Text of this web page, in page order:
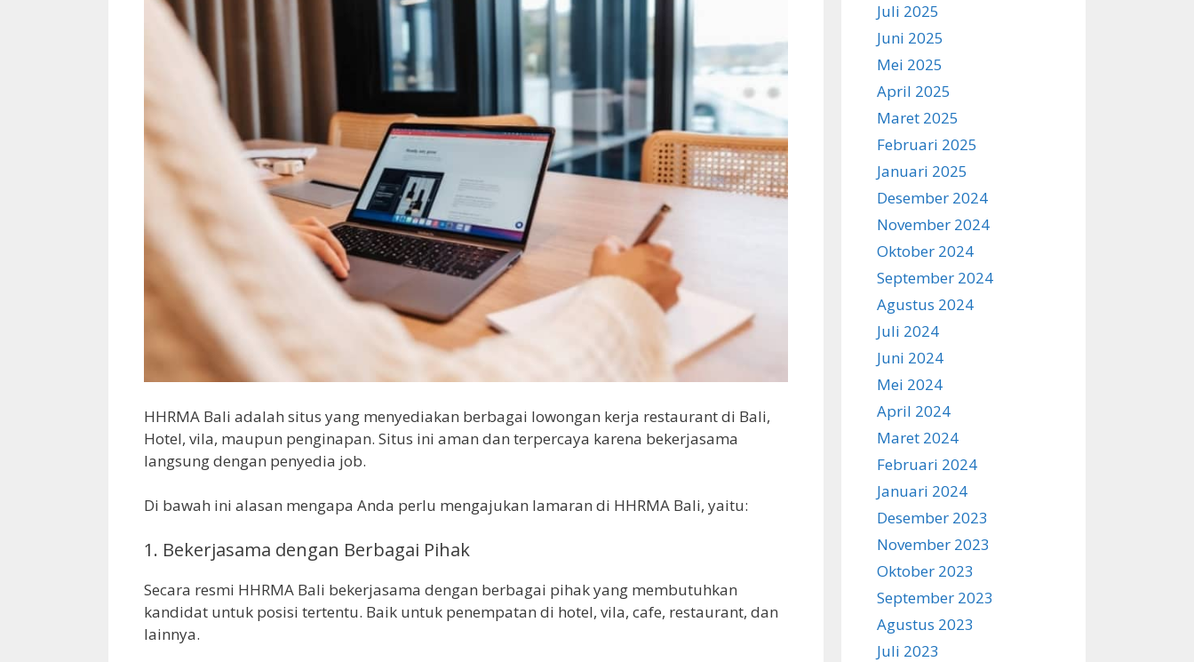
HHRMA Bali adalah situs yang menyediakan berbagai lowongan kerja restaurant di Bali,
Hotel, vila, maupun penginapan. Situs ini aman dan terpercaya karena bekerjasama
langsung dengan penyedia job.
Di bawah ini alasan mengapa Anda perlu mengajukan lamaran di HHRMA Bali, yaitu:
1. Bekerjasama dengan Berbagai Pihak
Secara resmi HHRMA Bali bekerjasama dengan berbagai pihak yang membutuhkan
kandidat untuk posisi tertentu. Baik untuk penempatan di hotel, vila, cafe, restaurant, dan
lainnya.
Juli 2025
Juni 2025
Mei 2025
April 2025
Maret 2025
Februari 2025
Januari 2025
Desember 2024
November 2024
Oktober 2024
September 2024
Agustus 2024
Juli 2024
Juni 2024
Mei 2024
April 2024
Maret 2024
Februari 2024
Januari 2024
Desember 2023
November 2023
Oktober 2023
September 2023
Agustus 2023
Juli 2023